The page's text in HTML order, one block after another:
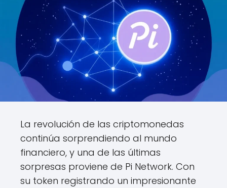
La revolución de las criptomonedas
continúa sorprendiendo al mundo
financiero, y una de las últimas
sorpresas proviene de Pi Network. Con
su token registrando un impresionante